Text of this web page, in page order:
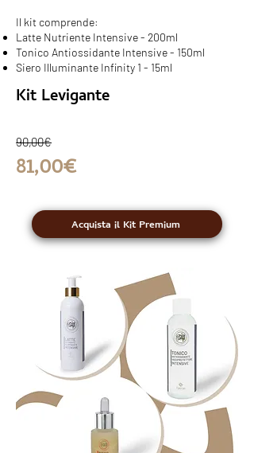
Il kit comprende:
Latte Nutriente Intensive - 200ml
Tonico Antiossidante Intensive - 150ml
Siero Illuminante Infinity 1 - 15ml
Kit Levigante
81,00€
90,00€
Acquista il Kit Premium